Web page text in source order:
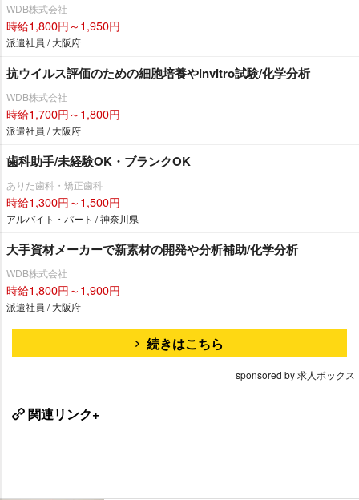
WDB株式会社
時給1,800円～1,950円
派遣社員 / 大阪府
抗ウイルス評価のための細胞培養やinvitro試験/化学分析
WDB株式会社
時給1,700円～1,800円
派遣社員 / 大阪府
歯科助手/未経験OK・ブランクOK
ありた歯科・矯正歯科
時給1,300円～1,500円
アルバイト・パート / 神奈川県
大手資材メーカーで新素材の開発や分析補助/化学分析
WDB株式会社
時給1,800円～1,900円
派遣社員 / 大阪府
続きはこちら
sponsored by 求人ボックス
関連リンク+